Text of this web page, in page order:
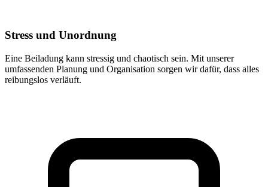
Stress und Unordnung
Eine Beiladung kann stressig und chaotisch sein. Mit unserer
umfassenden Planung und Organisation sorgen wir dafür, dass alles
reibungslos verläuft.